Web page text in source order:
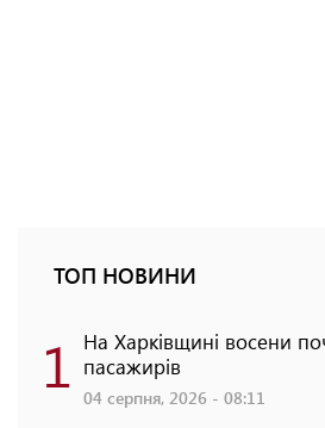
ТОП НОВИНИ
1 На Харківщині восени
пасажирів
04 серпня, 2026 - 08:11